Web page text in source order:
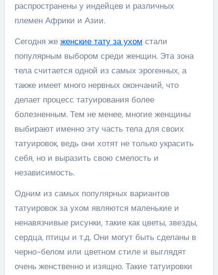
распространены у индейцев и различных
племен Африки и Азии.
Сегодня же женские тату за ухом стали
популярным выбором среди женщин. Эта зона
тела считается одной из самых эрогенных, а
также имеет много нервных окончаний, что
делает процесс татуирования более
болезненным. Тем не менее, многие женщины
выбирают именно эту часть тела для своих
татуировок, ведь они хотят не только украсить
себя, но и выразить свою смелость и
независимость.
Одним из самых популярных вариантов
татуировок за ухом являются маленькие и
ненавязчивые рисунки, такие как цветы, звезды,
сердца, птицы и т.д. Они могут быть сделаны в
черно-белом или цветном стиле и выглядят
очень женственно и изящно. Такие татуировки